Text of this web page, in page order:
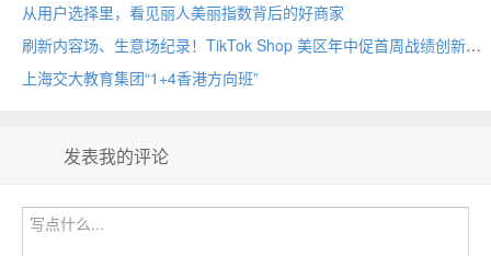
从用户选择里，看见丽人美丽指数背后的好商家
刷新内容场、生意场纪录！TikTok Shop 美区年中促首周战绩创新高
上海交大教育集团“1+4香港方向班”
发表我的评论